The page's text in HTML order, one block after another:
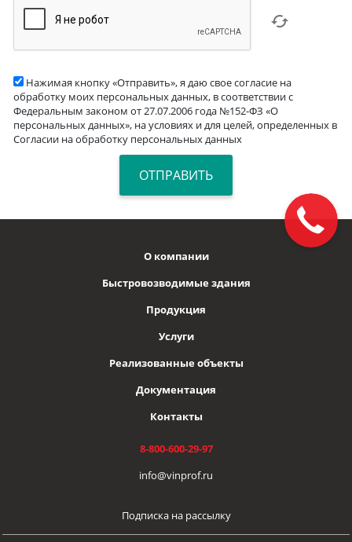
Нажимая кнопку «Отправить», я даю свое согласие на
обработку моих персональных данных, в соответствии с
Федеральным законом от 27.07.2006 года №152-ФЗ «О
персональных данных», на условиях и для целей, определенных в
Согласии на обработку персональных данных
О компании
Быстровозводимые здания
Продукция
Услуги
Реализованные объекты
Документация
Контакты
8-800-600-29-97
info@vinprof.ru
Подписка на рассылку